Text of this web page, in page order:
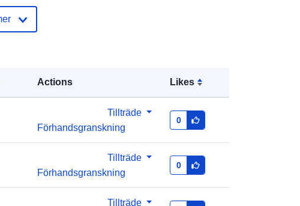
Actions Likes
Tillträde
Förhandsgranskning
0
Tillträde
Förhandsgranskning
0
Tillträde